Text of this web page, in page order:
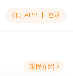
打开APP 登录
课程介绍 